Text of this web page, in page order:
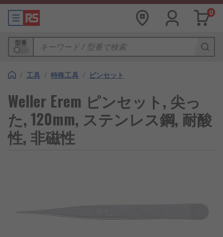
0
型番
/ 工具 / 特殊工具 / ピンセット
Weller Erem ピンセット, 尖っ
た, 120mm, ステンレス鋼, 耐酸
性, 非磁性